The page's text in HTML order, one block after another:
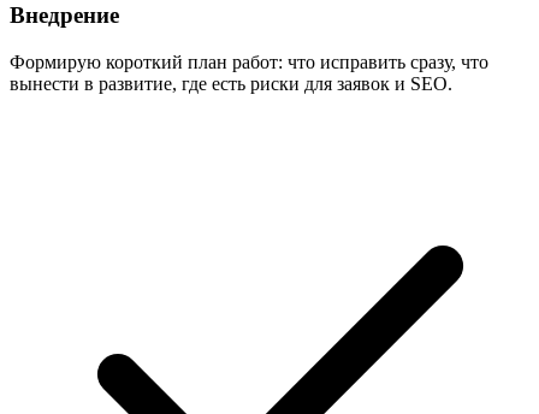
Внедрение
Формирую короткий план работ: что исправить сразу, что
вынести в развитие, где есть риски для заявок и SEO.